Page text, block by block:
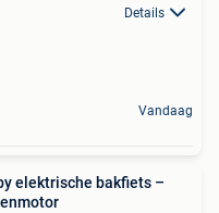
Details
Vandaag
elektrische bakfiets –